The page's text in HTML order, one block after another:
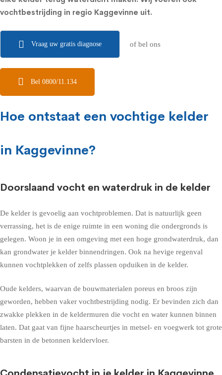
vochtbestrijding in regio Kaggevinne uit.
Vraag uw gratis diagnose of bel ons
Bel 0800/11.134
Hoe ontstaat een vochtige kelder
in Kaggevinne?
Doorslaand vocht en waterdruk in de kelder
De kelder is gevoelig aan vochtproblemen. Dat is natuurlijk geen
verrassing, het is de enige ruimte in een woning die ondergronds is
gelegen. Woon je in een omgeving met een hoge grondwaterdruk, dan
kan grondwater je kelder binnendringen. Ook na hevige regenval
kunnen vochtplekken of zelfs plassen opduiken in de kelder.
Oude kelders, waarvan de bouwmaterialen poreus en broos zijn
geworden, hebben vaker vochtbestrijding nodig. Er bevinden zich dan
zwakke plekken in de keldermuren die vocht en water kunnen binnen
laten. Dat gaat van fijne haarscheurtjes in metsel- en voegwerk tot grote
barsten in de betonnen keldervloer.